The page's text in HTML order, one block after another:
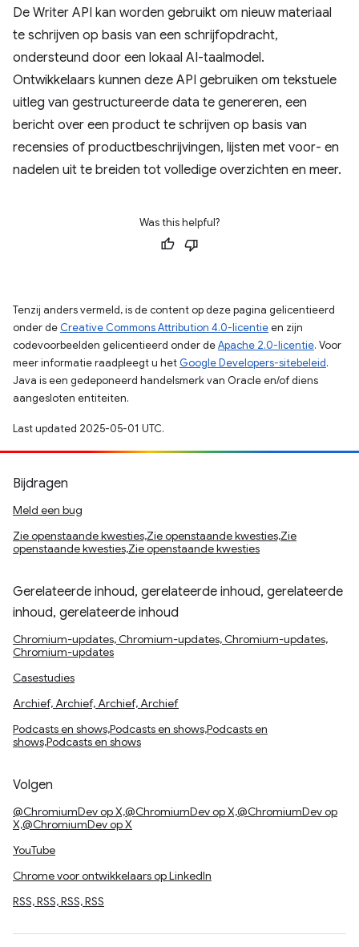
De Writer API kan worden gebruikt om nieuw materiaal
te schrijven op basis van een schrijfopdracht,
ondersteund door een lokaal AI-taalmodel.
Ontwikkelaars kunnen deze API gebruiken om tekstuele
uitleg van gestructureerde data te genereren, een
bericht over een product te schrijven op basis van
recensies of productbeschrijvingen, lijsten met voor- en
nadelen uit te breiden tot volledige overzichten en meer.
Was this helpful?
Tenzij anders vermeld, is de content op deze pagina gelicentieerd
onder de Creative Commons Attribution 4.0-licentieen zijn
codevoorbeelden gelicentieerd onder deApache 2.0-licentie. Voor
meer informatie raadpleegt u het Google Developers-sitebeleid.
Java is een gedeponeerd handelsmerk van Oracle en/of diens
aangesloten entiteiten.
Last updated 2025-05-01 UTC.
Bijdragen
Meld een bug
Zie openstaande kwesties,Zie openstaande kwesties,Zie
openstaande kwesties,Zie openstaande kwesties
Gerelateerde inhoud, gerelateerde inhoud, gerelateerde
inhoud, gerelateerde inhoud
Chromium-updates, Chromium-updates, Chromium-updates,
Chromium-updates
Casestudies
Archief, Archief, Archief, Archief
Podcasts en shows,Podcasts en shows,Podcasts en
shows,Podcasts en shows
Volgen
@ChromiumDev op X,@ChromiumDev op X,@ChromiumDev op
X,@ChromiumDev op X
YouTube
Chrome voor ontwikkelaars op LinkedIn
RSS, RSS, RSS, RSS